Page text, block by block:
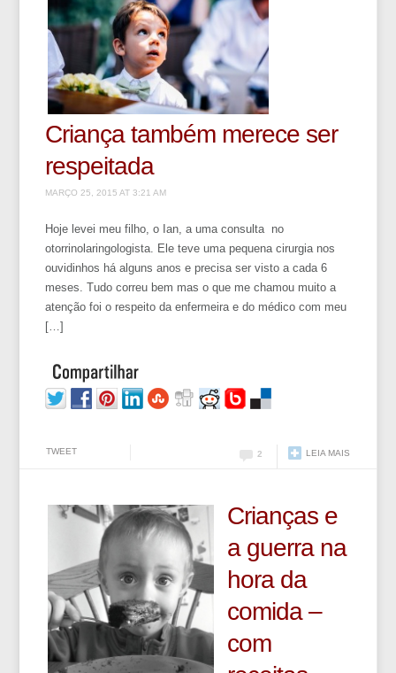
Criança também merece ser
respeitada
MARÇO 25, 2015 AT 3:21 AM
Hoje levei meu filho, o Ian, a uma consulta no
otorrinolaringologista. Ele teve uma pequena cirurgia nos
ouvidinhos há alguns anos e precisa ser visto a cada 6
meses. Tudo correu bem mas o que me chamou muito a
atenção foi o respeito da enfermeira e do médico com meu
[…]
TWEET LEIA MAIS
2
Crianças e
a guerra na
hora da
comida –
com